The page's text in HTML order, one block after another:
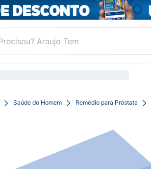
Saúde do Homem Remédio para Próstata